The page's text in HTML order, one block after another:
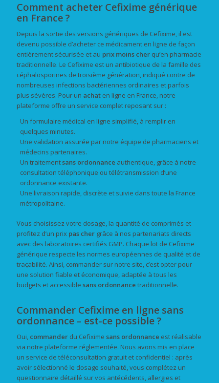
Comment acheter Cefixime générique
en France ?
Depuis la sortie des versions génériques de Cefixime, il est
devenu possible d’acheter ce médicament en ligne de façon
entièrement sécurisée et au prix moins cherqu’en pharmacie
traditionnelle. Le Cefixime est un antibiotique de la famille des
céphalosporines de troisième génération, indiqué contre de
nombreuses infections bactériennes ordinaires et parfois
plus sévères. Pour un achaten ligne en France, notre
plateforme offre un service complet reposant sur :
Un formulaire médical en ligne simplifié, à remplir en
quelques minutes.
Une validation assurée par notre équipe de pharmaciens et
médecins partenaires.
Un traitementsans ordonnance authentique, grâce à notre
consultation téléphonique ou télétransmission d’une
ordonnance existante.
Une livraison rapide, discrète et suivie dans toute la France
métropolitaine.
Vous choisissez votre dosage, la quantité de comprimés et
profitez d’un prix pas chergrâce à nos partenariats directs
avec des laboratoires certifiés GMP. Chaque lot de Cefixime
générique respecte les normes européennes de qualité et de
traçabilité. Ainsi, commander sur notre site, c’est opter pour
une solution fiable et économique, adaptée à tous les
budgets et accessible sans ordonnance traditionnelle.
Commander Cefixime en ligne sans
ordonnance – est-ce possible ?
Oui, commanderdu Cefixime sans ordonnance est réalisable
via notre plateforme réglementée. Nous avons mis en place
un service de téléconsultation gratuit et confidentiel : après
avoir sélectionné le dosage souhaité, vous complétez un
questionnaire détaillé sur vos antécédents, allergies et